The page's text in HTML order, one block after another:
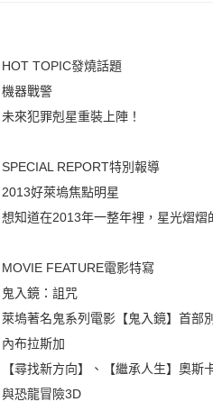
HOT TOPIC發燒話題
機器戰警
未來犯罪剋星重裝上陣！
SPECIAL REPORT特別報導
2013好萊塢焦點明星
想知道在2013年一整年裡，星光熠
MOVIE FEATURE電影特寫
鬼入鏡：詛咒
萊塢著名鬼系列電影【鬼入鏡】首部
內布拉斯加
【尋找新方向】、【繼承人生】奧
與恐龍冒險3D